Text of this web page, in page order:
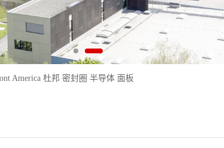
America 杜邦 密封圈 半导体 面板